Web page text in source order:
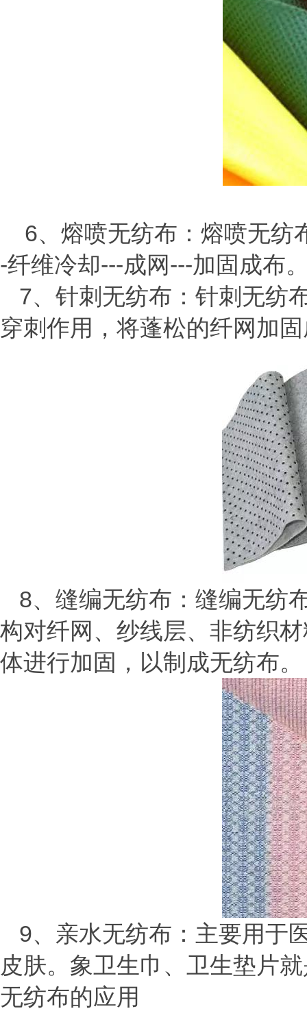
6、熔喷无纺布：熔喷无纺
-纤维冷却---成网---加固成布
7、针刺无纺布：针刺无纺
穿刺作用，将蓬松的纤网加
8、缝编无纺布：缝编无纺
构对纤网、纱线层、非纺织
体进行加固，以制成无纺布。
9、亲水无纺布：主要用于
皮肤。象卫生巾、卫生垫片
无纺布的应用